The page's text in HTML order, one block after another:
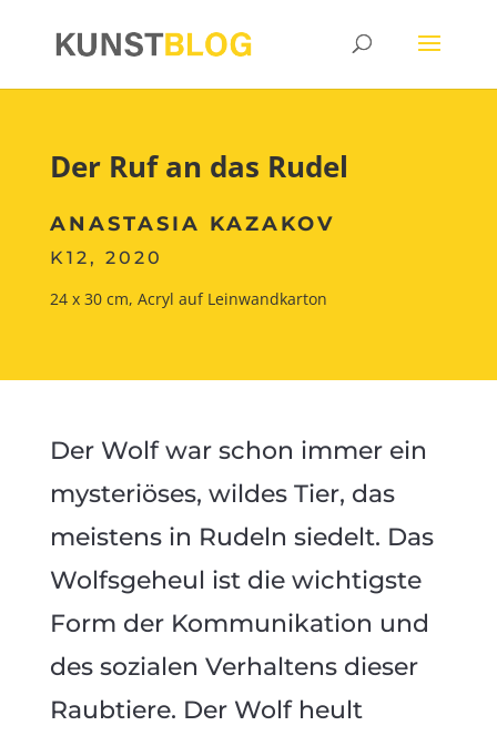
Der Ruf an das Rudel
ANASTASIA KAZAKOV
K12, 2020
24 x 30 cm, Acryl auf Leinwandkarton
Der Wolf war schon immer ein
mysteriöses, wildes Tier, das
meistens in Rudeln siedelt. Das
Wolfsgeheul ist die wichtigste
Form der Kommunikation und
des sozialen Verhaltens dieser
Raubtiere. Der Wolf heult